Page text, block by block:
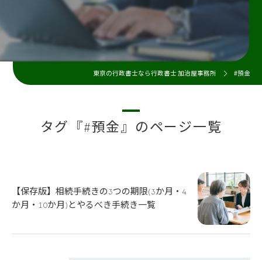
東京の行政書士なら行政書士 加治屋事務所 #預金
タグ『#預金』のページ一覧
【保存版】相続手続きの3つの期限(3か月・4
か月・10か月)とやるべき手続き一覧